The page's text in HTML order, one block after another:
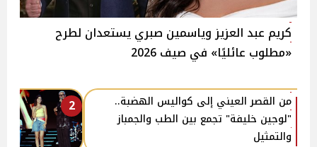
كريم عبد العزيز وياسمين صبري يستعدان لطرح
«مطلوب عائليًا» في صيف 2026
2
من القصر العيني إلى كواليس الهضبة..
"لوجين خليفة" تجمع بين الطب والجمباز
والتمثيل